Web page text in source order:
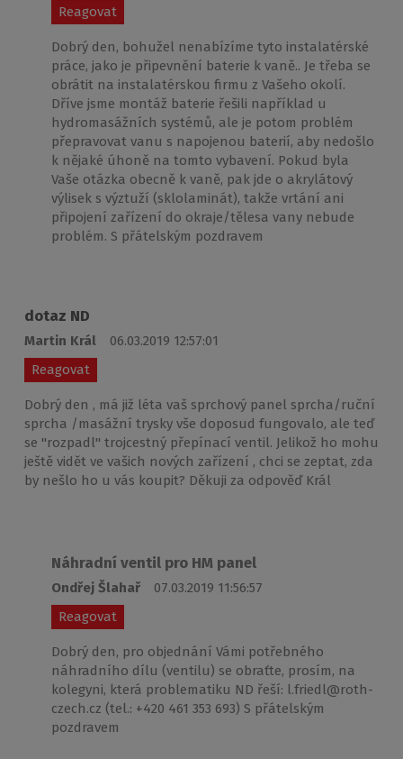
Reagovat
Dobrý den, bohužel nenabízíme tyto instalatérské
práce, jako je připevnění baterie k vaně.. Je třeba se
obrátit na instalatérskou firmu z Vašeho okolí.
Dříve jsme montáž baterie řešili například u
hydromasážních systémů, ale je potom problém
přepravovat vanu s napojenou baterií, aby nedošlo
k nějaké úhoně na tomto vybavení. Pokud byla
Vaše otázka obecně k vaně, pak jde o akrylátový
výlisek s výztuží (sklolaminát), takže vrtání ani
připojení zařízení do okraje/tělesa vany nebude
problém. S přátelským pozdravem
dotaz ND
Martin Král
06.03.2019 12:57:01
Reagovat
Dobrý den , má již léta vaš sprchový panel sprcha/ruční
sprcha /masážní trysky vše doposud fungovalo, ale teď
se "rozpadl" trojcestný přepínací ventil. Jelikož ho mohu
ještě vidět ve vašich nových zařízení , chci se zeptat, zda
by nešlo ho u vás koupit? Děkuji za odpověď Král
Náhradní ventil pro HM panel
Ondřej Šlahař
07.03.2019 11:56:57
Reagovat
Dobrý den, pro objednání Vámi potřebného
náhradního dílu (ventilu) se obraťte, prosím, na
kolegyni, která problematiku ND řeší: l.friedl@roth-
czech.cz (tel.: +420 461 353 693) S přátelským
pozdravem